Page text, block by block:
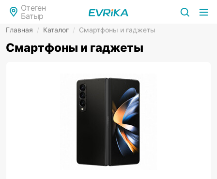
Отеген
Батыр
Главная / Каталог / Смартфоны и гаджеты
Смартфоны и гаджеты